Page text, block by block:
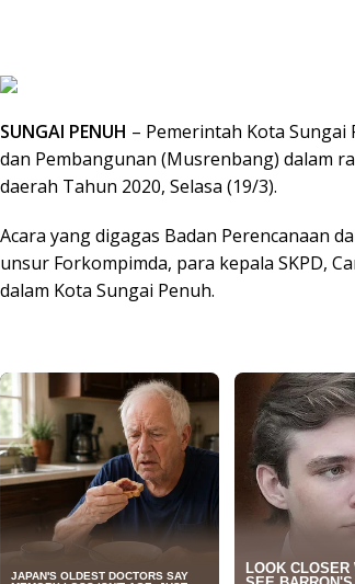
SUNGAI PENUH – Pemerintah Kota
dan Pembangunan (Musrenbang) dalam
daerah Tahun 2020, Selasa (19/3).
Acara yang digagas Badan Perencanaan
unsur Forkompimda, para kepala SKPD,
dalam Kota Sungai Penuh.